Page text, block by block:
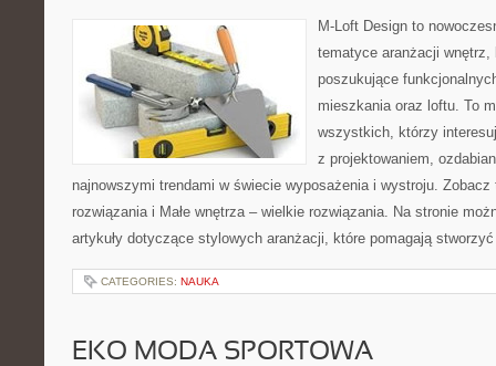
M-Loft Design to
tematyce aranżacji
poszukujące
mieszkania oraz loftu. To
wszystkich, którzy
z projektowaniem,
najnowszymi trendami w świecie wyposażenia i wystroju. Zobacz
rozwiązania i Małe wnętrza – wielkie rozwiązania. Na stronie
artykuły dotyczące stylowych aranżacji, które pomagają
CATEGORIES: NAUKA
EKO MODA SPORTOWA